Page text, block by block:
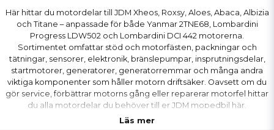
Här hittar du motordelar till JDM Xheos, Roxsy, Aloes, Abaca, Albizia
och Titane – anpassade för både Yanmar 2TNE68, Lombardini
Progress LDW502 och Lombardini DCI 442 motorerna.
Sortimentet omfattar stöd och motorfästen, packningar och
tätningar, sensorer, elektronik, bränslepumpar, insprutningsdelar,
startmotorer, generatorer, generatorremmar och många andra
viktiga komponenter som håller motorn driftsäker. Oavsett om du
gör service, förbättrar motorns gång eller reparerar motorfel hittar
du alla motordelar du behöver till er JDM mopedbil här.
Läs mer